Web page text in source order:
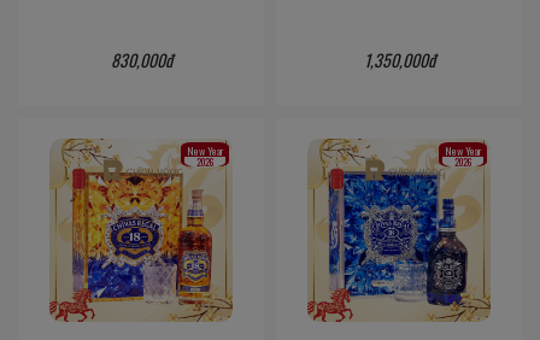
830,000đ 1,350,000đ
New Year
2026
New Year
2026